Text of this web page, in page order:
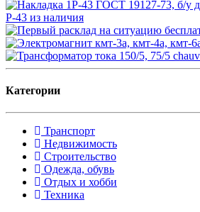
Категории
Транспорт
Недвижимость
Строительство
Одежда, обувь
Отдых и хобби
Техника